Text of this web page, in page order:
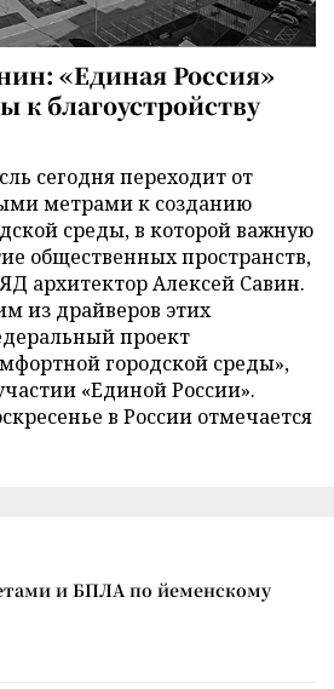
«Единая Россия»
к благоустройству
сегодня переходит от
метрами к созданию
среды, в которой важную
общественных пространств,
архитектор Алексей Савин.
из драйверов этих
проект
городской среды»,
«Единой России».
в России отмечается
и БПЛА по йеменскому